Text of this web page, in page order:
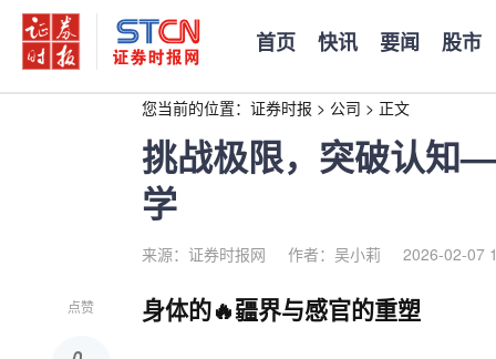
首页 快讯 要闻 股市
您当前的位置： 证券时报 > 公司 > 正文
挑战极限，突破认知
学
来源：证券时报网 作者：吴小莉 2026-02-07
点赞 身体的🔥疆界与感官的重塑